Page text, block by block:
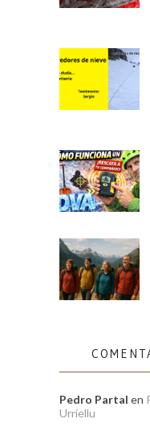
Pedro Partal en
Urriellu